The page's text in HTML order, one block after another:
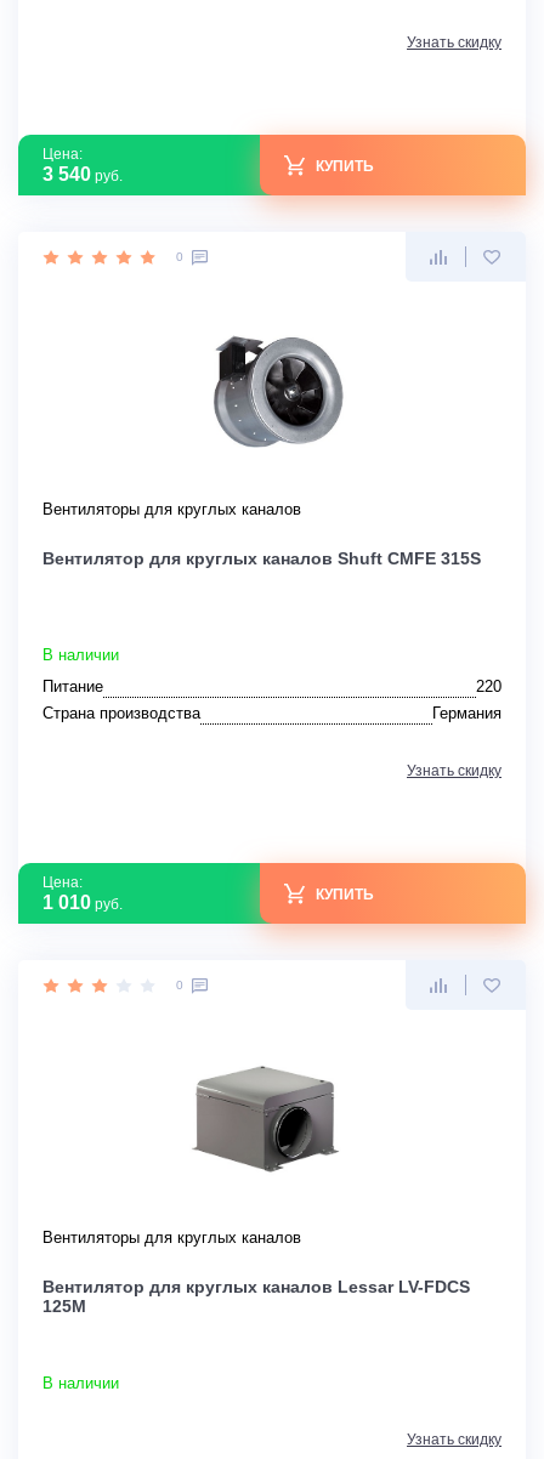
Узнать скидку
Цена:
3 540 руб.
КУПИТЬ
0
Вентиляторы для круглых каналов
Вентилятор для круглых каналов Shuft CMFE 315S
В наличии
Питание
220
Страна производства
Германия
Узнать скидку
Цена:
1 010 руб.
КУПИТЬ
0
Вентиляторы для круглых каналов
Вентилятор для круглых каналов Lessar LV-FDCS
125M
В наличии
Узнать скидку